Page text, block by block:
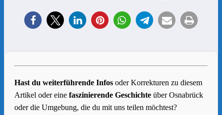
Hast du weiterführende Infos oder Korrekturen zu diesem
Artikel oder eine faszinierende Geschichte über Osnabrück
oder die Umgebung, die du mit uns teilen möchtest?